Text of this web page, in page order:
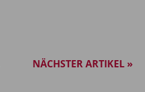
NÄCHSTER ARTIKEL »